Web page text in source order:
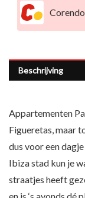
Beschrijving
Appartementen
Figueretas, maar
dus voor een
Ibiza stad kun je
straatjes heeft